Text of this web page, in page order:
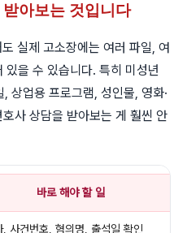
아보는 것입니다
실제 고소장에는 여러 파일, 여
을 수 있습니다. 특히 미성년
상업용 프로그램, 성인물, 영화·
사 상담을 받아보는 게 훨씬 안
바로 해야 할 일
, 사건번호, 혐의명, 출석일 확인